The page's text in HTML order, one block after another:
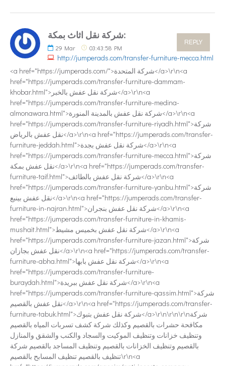
شركة نقل اثاث بمكة:
29 Mar 03:43:58 PM
http://jumperads.com/transfer-furniture-mecca.html
REPLY
<a href="https://jumperads.com/">شركة المتحدة</a>\r\n<a
href="https://jumperads.com/transfer-furniture-dammam-
khobar.html">شركة نقل عفش بالخبر</a>\r\n<a
href="https://jumperads.com/transfer-furniture-medina-
almonawara.html">شركة نقل عفش بالمدينة المنورة</a>\r\n<a
href="https://jumperads.com/transfer-furniture-riyadh.html">شركة
نقل عفش بالرياض</a>\r\n<a href="https://jumperads.com/transfer-
furniture-jeddah.html">شركة نقل عفش بجدة</a>\r\n<a
href="https://jumperads.com/transfer-furniture-mecca.html">شركة
نقل عفش بمكة</a>\r\n<a href="https://jumperads.com/transfer-
furniture-taif.html">شركة نقل عفش بالطائف</a>\r\n<a
href="https://jumperads.com/transfer-furniture-yanbu.html">شركة
نقل عفش بينبع</a>\r\n<a href="https://jumperads.com/transfer-
furniture-in-najran.html">شركة نقل عفش بنجران</a>\r\n<a
href="https://jumperads.com/transfer-furniture-in-khamis-
mushait.html">شركة نقل عفش بخميس مشيط</a>\r\n<a
href="https://jumperads.com/transfer-furniture-jazan.html">شركة
نقل عفش بجازان</a>\r\n<a href="https://jumperads.com/transfer-
furniture-abha.html">شركة نقل عفش بابها</a>\r\n<a
href="https://jumperads.com/transfer-furniture-
buraydah.html">شركة نقل عفش ببريدة</a>\r\n<a
href="https://jumperads.com/transfer-furniture-qassim.html">شركة
نقل عفش بالقصيم</a>\r\n<a href="https://jumperads.com/transfer-
furniture-tabuk.html">شركة نقل عفش بتبوك</a>\r\n\r\n\r\nشركة
مكافحة حشرات بالقصيم وكذلك شركة كشف تسربات المياه بالقصيم
وتنظيف خزانات وتنظيف الموكيت والسجاد والكنب والشقق والمنازل
بالقصيم وتنظيف الخزانات بالقصيم وتنظيف المساجد بالقصيم شركة
تنظيف بالقصيم تنظيف المسابح بالقصيم\r\n<a